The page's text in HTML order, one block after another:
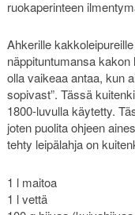
ruokaperinteen
Ahkerille
näppituntumansa
olla vaikeaa antaa, kun
sopivast”. Tässä
1800-luvulla käytetty.
joten puolita ohjeen
tehty leipälahja on
1 l maitoa
1 l vettä